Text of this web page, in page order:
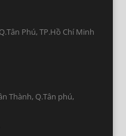
Phú, TP.Hồ Chí Minh
Thành, Q.Tân phú,